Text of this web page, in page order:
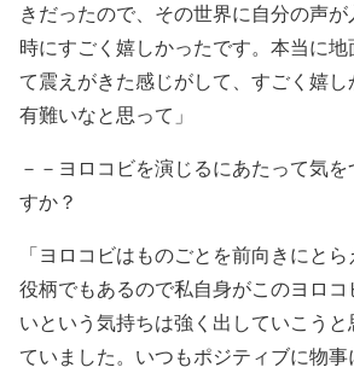
きだったので、その世界に自分の声
時にすごく嬉しかったです。本当に
て震えがきた感じがして、すごく嬉
有難いなと思って」
－－ヨロコビを演じるにあたって気
すか？
「ヨロコビはものごとを前向きにとら
役柄でもあるので私自身がこのヨロ
いという気持ちは強く出していこう
ていました。いつもポジティブに物